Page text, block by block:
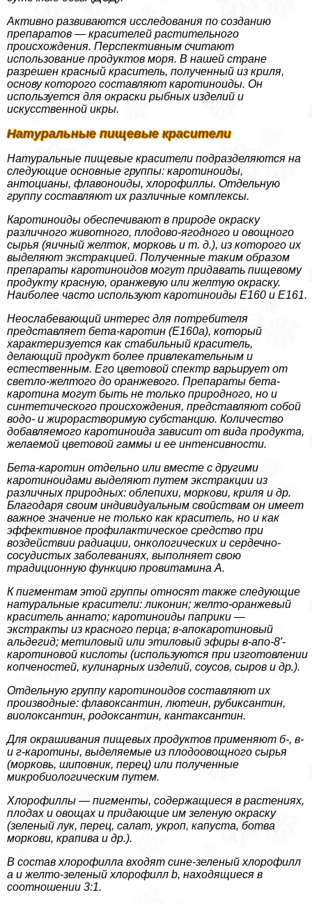
Активно развиваются исследования по созданию
препаратов — красителей растительного
происхождения. Перспективным считают
использование продуктов моря. В нашей стране
разрешен красный краситель, полученный из криля,
основу которого составляют каротиноиды. Он
используется для окраски рыбных изделий и
искусственной икры.
Натуральные пищевые красители
Натуральные пищевые красители подразделяются на
следующие основные группы: каротиноиды,
антоцианы, флавоноиды, хлорофиллы. Отдельную
группу составляют их различные комплексы.
Каротиноиды обеспечивают в природе окраску
различного животного, плодово-ягодного и овощного
сырья (яичный желток, морковь и т. д.), из которого их
выделяют экстpaкцией. Полученные таким образом
препараты каротиноидов могут придавать пищевому
продукту красную, оранжевую или желтую окраску.
Наиболее часто используют каротиноиды Е160 и Е161.
Неослабевающий интерес для потребителя
представляет бета-каротин (Е160а), который
хаpaктеризуется как стабильный краситель,
делающий продукт более привлекательным и
естественным. Его цветовой спектр варьирует от
светло-желтого до оранжевого. Препараты бета-
каротина могут быть не только природного, но и
синтетического происхождения, представляют собой
водо- и жирорастворимую субстанцию. Количество
добавляемого каротиноида зависит от вида продукта,
желаемой цветовой гаммы и ее интенсивности.
Бета-каротин отдельно или вместе с другими
каротиноидами выделяют путем экстpaкции из
различных природных: облепихи, моркови, криля и др.
Благодаря своим индивидуальным свойствам он имеет
важное значение не только как краситель, но и как
эффективное профилактическое средство при
воздействии радиации, oнкoлoгических и сердечно-
сосудистых заболеваниях, выполняет свою
традиционную функцию провитамина А.
К пигментам этой группы относят также следующие
натуральные красители: ликонин; желто-оранжевый
краситель аннато; каротиноиды паприки —
экстpaкты из красного перца; в-апокаротиновый
альдегид; метиловый или этиловый эфиры в-апо-8′-
каротиновой кислоты (используются при изготовлении
копченостей, кулинарных изделий, соусов, сыров и др.).
Отдельную группу каротиноидов составляют их
производные: флавоксантин, лютеин, рубиксантин,
виолоксантин, родоксантин, кантаксантин.
Для окрашивания пищевых продуктов применяют б-, в-
и г-каротины, выделяемые из плодоовощного сырья
(морковь, шиповник, перец) или полученные
микробиологическим путем.
Хлорофиллы — пигменты, содержащиеся в растениях,
плодах и овощах и придающие им зеленую окраску
(зеленый лук, перец, салат, укроп, капуста, ботва
моркови, крапива и др.).
В состав хлорофилла входят сине-зеленый хлорофилл
а и желто-зеленый хлорофилл b, находящиеся в
соотношении 3:1.